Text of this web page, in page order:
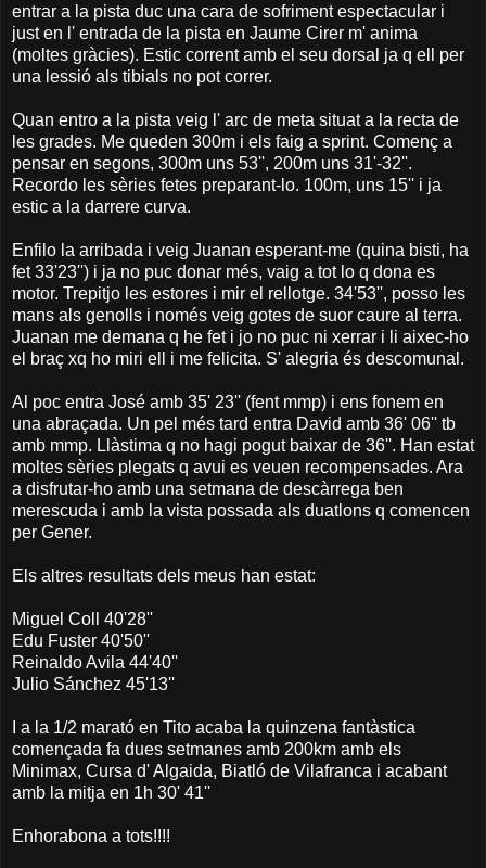
entrar a la pista duc una cara de sofriment espectacular i
just en l' entrada de la pista en Jaume Cirer m' anima
(moltes gràcies). Estic corrent amb el seu dorsal ja q ell per
una lessió als tibials no pot correr.
Quan entro a la pista veig l' arc de meta situat a la recta de
les grades. Me queden 300m i els faig a sprint. Començ a
pensar en segons, 300m uns 53'', 200m uns 31'-32''.
Recordo les sèries fetes preparant-lo. 100m, uns 15'' i ja
estic a la darrere curva.
Enfilo la arribada i veig Juanan esperant-me (quina bisti, ha
fet 33'23'') i ja no puc donar més, vaig a tot lo q dona es
motor. Trepitjo les estores i mir el rellotge. 34'53'', posso les
mans als genolls i només veig gotes de suor caure al terra.
Juanan me demana q he fet i jo no puc ni xerrar i li aixec-ho
el braç xq ho miri ell i me felicita. S' alegria és descomunal.
Al poc entra José amb 35' 23'' (fent mmp) i ens fonem en
una abraçada. Un pel més tard entra David amb 36' 06'' tb
amb mmp. Llàstima q no hagi pogut baixar de 36''. Han estat
moltes sèries plegats q avui es veuen recompensades. Ara
a disfrutar-ho amb una setmana de descàrrega ben
merescuda i amb la vista possada als duatlons q comencen
per Gener.
Els altres resultats dels meus han estat:
Miguel Coll 40'28''
Edu Fuster 40'50''
Reinaldo Avila 44'40''
Julio Sánchez 45'13''
I a la 1/2 marató en Tito acaba la quinzena fantàstica
començada fa dues setmanes amb 200km amb els
Minimax, Cursa d' Algaida, Biatló de Vilafranca i acabant
amb la mitja en 1h 30' 41''
Enhorabona a tots!!!!